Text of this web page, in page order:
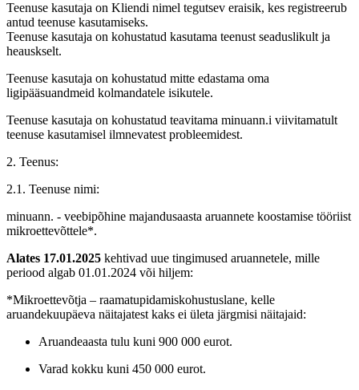
Teenuse kasutaja on Kliendi nimel tegutsev eraisik, kes registreerub
antud teenuse kasutamiseks.
Teenuse kasutaja on kohustatud kasutama teenust seaduslikult ja
heauskselt.
Teenuse kasutaja on kohustatud mitte edastama oma
ligipääsuandmeid kolmandatele isikutele.
Teenuse kasutaja on kohustatud teavitama minuann.i viivitamatult
teenuse kasutamisel ilmnevatest probleemidest.
2. Teenus:
2.1. Teenuse nimi:
minuann. - veebipõhine majandusaasta aruannete koostamise tööriist
mikroettevõttele*.
Alates 17.01.2025 kehtivad uue tingimused aruannetele, mille
periood algab 01.01.2024 või hiljem:
*Mikroettevõtja – raamatupidamiskohustuslane, kelle
aruandekuupäeva näitajatest kaks ei ületa järgmisi näitajaid:
Aruandeaasta tulu kuni 900 000 eurot.
Varad kokku kuni 450 000 eurot.